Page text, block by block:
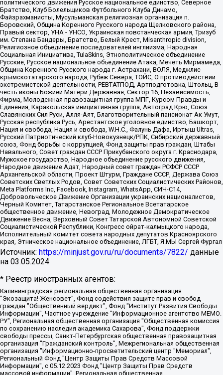
политического движения Русское национальное единство, Северное
Братство, Клуб Болельщиков Футбольного Клуба Динамо,
Файзрахманисты, Мусульманская религиозная организация п.
Боровский, Община Коренного Русского народа Щелковского района,
Правый сектор, УНА - УНСО, Украинская повстанческая армия, Тризуб
им. Степана Бандеры, Братство, Белый Крест, Misanthropic division,
Религиозное объединение последователей инглиизма, Народная
Социальная Инициатива, TulaSkins, Этнополитическое объединение
Русские, Русское национальное объединение Атака, Мечеть Мирмамеда,
Община Коренного Русского народа г. Астрахани, ВОЛЯ, Меджлис
крымскотатарского народа, Рубеж Севера, ТОЙС, О противодействии
экстремистской деятельности, РЕВТАТПОД, Артподготовка, Штольц, В
честь иконы Божией Матери Державная, Сектор 16, Независимость,
Фирма, Молодежная правозащитная группа МПГ, Курсом Правды и
Единения, Каракольская инициативная группа, Автоград Крю, Союз
Славянских Сил Руси, Алля-Аят, Благотворительный пансионат Ак Умут,
Русская республика Русь, Арестантское уголовное единство, Башкорт,
Нация и свобода, Нация и свобода, W.H.С., Фалунь Дафа, Иртыш Ultras,
Русский Патриотический клуб-Новокузнецк/РПК, Сибирский державный
союз, Фонд борьбы с коррупцией, Фонд защиты прав граждан, Штабы
Навального, Совет граждан СССР Прикубанского округа г. Краснодара,
Мужское государство, Народное объединение русского движения,
Народное движение Адат, Народный совет граждан РСФСР СССР
Архангельской области, Проект Штурм, Граждане СССР, Держава Союз
Советских Светлых Родов, Совет Советских Социалистических Районов,
Meta Platforms Inc, Facebook, Instagram, WhatsApp, СИЧ-С14,
Добровольческое Движение Организации украинских националистов,
Черный Комитет, Татарстанское Региональное Всетатарское
общественное движение, Невоград, Молодежное Демократическое
Движение Весна, Верховный Совет Татарской Автономной Советской
Социалистической Республики, Конгресс ойрат-калмыцкого народа,
Исполнительный комитет совета народных депутатов Красноярского
края, Этническое национальное объединение, ЛГБТ, Я.МЫ Сергей Фургал
Источник: https://minjust.gov.ru/ru/documents/7822/ данные
на 03.05.2024
* Реестр иностранных агентов:
Калининградская региональная общественная организация "Экозащита!-Женсовет", Фонд содействия защите прав и свобод граждан "Общественный вердикт", Фонд "Институт Развития Свободы Информации", Частное учреждение "Информационное агентство МЕМО. РУ", Региональная общественная организация "Общественная комиссия по сохранению наследия академика Сахарова", Фонд поддержки свободы прессы, Санкт-Петербургская общественная правозащитная организация "Гражданский контроль", Межрегиональная общественная организация "Информационно-просветительский центр "Мемориал", Региональный Фонд "Центр Защиты Прав Средств Массовой Информации", с 05.12.2023 Фонд "Центр Защиты Прав Средств массовой информации", Региональная общественная благотворительная организация помощи беженцам и мигрантам "Гражданское содействие", Негосударственное образовательное учреждение дополнительного профессионального образования (повышение квалификации) специалистов "АКАДЕМИЯ ПО ПРАВАМ ЧЕЛОВЕКА", Свердловская региональная общественная организация "Сутяжник", Автономная некоммерческая организация "Центр независимых социологических исследований", Союз общественных объединений "Российский исследовательский центр по правам человека", Региональное общественное учреждение научно-информационный центр "МЕМОРИАЛ", Некоммерческая организация "Фонд защиты гласности", Автономная некоммерческая организация "Институт прав человека", Городская общественная организация "Екатеринбургское общество "МЕМОРИАЛ", Городская общественная организация "Рязанское историко-просветительское и правозащитное общество "Мемориал" (Рязанский Мемориал), Челябинский региональный орган общественной самодеятельности – женское общественное объединение "Женщины Евразии", Челябинский региональный орган общественной самодеятельности "Уральская правозащитная группа", Фонд содействия защите здоровья и социальной справедливости имени Андрея Рылькова, Автономная Некоммерческая Организация "Аналитический Центр Юрия Левады", Автономная некоммерческая организация социальной поддержки населения "Проект Апрель", Региональная общественная организация помощи женщинам и детям, находящимся в кризисной ситуации "Информационно-методический центр "Анна", Фонд содействия развитию массовых коммуникаций и правовому просвещению "Так-так-Так", Фонд содействия устойчивому развитию "Серебряная тайга", Свердловский региональный общественный фонд социальных проектов "Новое время", "Idel.Реалии", Кавказ.Реалии, Крым.Реалии, Телеканал Настоящее Время, Татаро-башкирская служба Радио Свобода (Azatliq Radiosi), Радио Свободная Европа/Радио Свобода (PCE/PC), "Сибирь.Реалии", "Фактограф", Благотворительный фонд помощи осужденным и их семьям, Автономная некоммерческая организация "Институт глобализации и социальных движений", Фонд "В защиту прав заключенных", Частное учреждение "Центр поддержки и содействия развитию средств массовой информации", Пензенский региональный общественный благотворительный фонд "Гражданский союз", "Север.Реалии", Некоммерческая организация Фонд "Правовая инициатива", Общество с ограниченной ответственностью "Радио Свободная Европа/Радио Свобода", Чешское информационное агентство "MEDIUM-ORIENT", Красноярская региональная общественная организация "Мы против СПИДа", Камалягин Денис Николаевич, Маркелов Сергей Евгеньевич, Пономарев Лев Александрович, Савицкая Людмила Алексеевна, Автономная некоммерческая организация "Центр по работе с проблемой насилия "НАСИЛИЮ.НЕТ", Межрегиональный профессиональный союз работников здравоохранения "Альянс врачей", Юридическое лицо, зарегистрированное в Латвийской Республике, SIA "Medusa Project" (регистрационный номер 40103797863, дата регистрации 10.06.2014), Некоммерческая организация "Фонд по борьбе с коррупцией", Автономная некоммерческая организация "Институт права и публичной политики", Баданин Роман Сергеевич, Гликин Максим Александрович, Железнова Мария Михайловна, Лукьянова Юлия Сергеевна, Маетная Елизавета Витальевна, Маняхин Петр Борисович, Чуракова Ольга Владимировна, Ярош Юлия Петровна, Юридическое лицо "The Insider SIA", зарегистрированное в Риге, Латвийская Республика (дата регистрации 26.06.2015), являющееся администратором доменного имени интернет-издания "The Insider SIA", https://theins.ru, Постернак Алексей Евгеньевич, Рубин Михаил Аркадьевич, Анин Роман Александрович, Юридическое лицо Istories fonds, зарегистрированное в Латвийской Республике (регистрационный номер 50008295751, дата регистрации 24.02.2020), Великовский Дмитрий Александрович, Долинина Ирина Николаевна, Мароховская Алеся Алексеевна, Шлейнов Роман Юрьевич, Шмагун Олеся Валентиновна, Общество с ограниченной ответственностью "Альтаир 2021", Общество с ограниченной ответственностью "Вега 2021", Общество с ограниченной ответственностью "Главный редактор 2021", Общество с ограниченной ответственностью "Ромашки монолит", Важенков Артем Валерьевич, Ивановская областная общественная организация "Центр гендерных исследований", Гурман Юрий Альбертович, Медиапроект "ОВД-Инфо", Егоров Владимир Владимирович, Жилинский Владимир Александрович, Общество с ограниченной ответственностью "ЗП", Иванова София Юрьевна, Карезина Инна Павловна, Кильтау Екатерина Викторовна, Петров Алексей Викторович, Пискунов Сергей Евгеньевич, Смирнов Сергей Сергеевич, Тихонов Михаил Сергеевич, Общество с ограниченной ответственностью "ЖУРНАЛИСТ-ИНОСТРАННЫЙ АГЕНТ", Арапова Галина Юрьевна, Вольтская Татьяна Анатольевна, Американская компания "Mason G.E.S. Anonymous Foundation" (США), являющаяся владельцем интернет-издания https://mnews.world/, Компания "Stichting Bellingcat", зарегистрированная в Нидерландах (дата регистрации 11.07.2018), Захаров Андрей Вячеславович, Клепиковская Екатерина Дмитриевна, Общество с ограниченной ответственностью "МЕМО", Перл Роман Александрович, Симонов Евгений Алексеевич, Соловьева Елена Анатольевна, Сотников Даниил Владимирович, Сурначева Елизавета Дмитриевна, Автономная некоммерческая организация по защите прав человека и информированию населения "Якутия – Наше Мнение", Общество с ограниченной ответственностью "Москоу диджитал медиа", с 26.01.2023 Общество с ограниченной ответственностью "Чайка Белые сады", Ветошкина Валерия Валерьевна, Заговора Максим Александрович, Межрегиональное общественное движение "Российская ЛГБТ - сеть", Оленичев Максим Владимирович, Павлов Иван Юрьевич, Скворцова Елена Сергеевна, Общество с ограниченной ответственностью "Как бы инагент", Кочетков Игорь Викторович, Общество с ограниченной ответственностью "Честные выборы", Еланчик Олег Александрович, Общество с ограниченной ответственностью "Нобелевский призыв", Гималова Регина Эмилевна, Григорьев Андрей Валерьевич, Григорьева Алина Александровна, Ассоциация по содействию защите прав призывников, альтернативнослужащих и военнослужащих "Правозащитная группа "Гражданин.Армия.Право", Хисамова Регина Фаритовна, Автономная некоммерческая организация по реализации социально-правовых программ "Лилит", Дальневосточное общественное движение "Маяк", Санкт-Петербургская ЛГБТ-инициативная группа "Выход", Инициативная группа ЛГБТ+ "Реверс", Алексеев Андрей Викторович, Бекбулатова Таисия Львовна, Беляев Иван Михайлович, Владыкина Елена Сергеевна, Гельман Марат Александрович, Никульшина Вероника Юрьевна, Толоконникова Надежда Андреевна, Шендерович Виктор Анатольевич, Общество с ограниченной ответственностью "Данное сообщение", Общество с ограниченной ответственностью Издательский дом "Новая глава", Айнбиндер Александра Александровна, Московский комьюнити-центр для ЛГБТ+инициатив, Благотворительный фонд развития филантропии, Deutsche Welle (Германия, Kurt-Schumacher-Strasse 3, 53113 Bonn), Борзунова Мария Михайловна, Воробьев Виктор Викторович, Голубева Анна Львовна, Константинова Алла Михайловна, Малкова Ирина Владимировна, Мурадов Мурад Абдулгалимович, Осетинская Елизавета Николаевна, Понасенков Евгений Николаевич, Ганапольский Матвей Юрьевич, Киселев Евгений Алексеевич, Борухович Ирина Григорьевна, Дремин Иван Тимофеевич, Дубровский Дмитрий Викторович, Красноярская региональная общественная организация поддержки и развития альтернативных образовательных технологий и межкультурных коммуникаций "ИНТЕРРА", Маяковская Екатерина Алексеевна, Фейгин Марк Захарович, Филимонов Андрей Викторович, Дзугкоева Регина Николаевна, Доброхотов Роман Александрович, Дудь Юрий Александрович, Елкин Сергей Владимирович, Кругликов Кирилл Игоревич, Сабунаева Мария Леонидовна, Семенов Алексей Владимирович, Шаинян Карен Багратович, Шульман Екатерина Михайловна, Асафьев Артур Валерьевич, Вахштайн Виктор Семенович, Венедиктов Алексей Алексеевич, Лушникова Екатерина Евгеньевна, Волков Леонид Михайлович, Невзоров Александр Глебович, Пархоменко Сергей Борисович, Сироткин Ярослав Николаевич, Кара-Мурза Владимир Владимирович, Баранова Наталья Владимировна, Гозман Леонид Яковлевич, Кагарлицкий Борис Юльевич, Климарев Михаил Валерьевич, Милов Владимир Станиславович, Автономная некоммерческая организация Краснодарский центр современного искусства "Типография", Моргенштерн Алишер Тагирович, Соболь Любовь Эдуардовна, Общество с ограниченной ответственностью "ЛИЗА НОРМ", Каспаров Гарри Кимович, Ходорковский Михаил Борисович, Общество с ограниченной ответственностью "Апрельские тезисы", Данилович Ирина Брониславовна, Кашин Олег Владимирович, Петров Николай Владимирович, Пивоваров Алексей Владимирович, Соколов Михаил Владимирович, Цветкова Юлия Владимировна, Чичваркин Евгений Александрович, Комитет против пыток/Команда против пыток, Общество с ограниченной ответственностью "Первый научный", Общество с ограниченной ответственностью "Вертолет и ко", Белоцерковская Вероника Борисовна, Кац Максим Евгеньевич, Лазарева Татьяна Юрьевна, Шаведдинов Руслан Табризович, Яшин Илья Валерьевич, Общество с ограниченной ответственностью "Иноагент ААВ", Алешковский Дмитрий Петрович, Альбац Евгения Марковна, Быков Дмитрий Львович, Галямина Юлия Евгеньевна, Лойко Сергей Леонидович, Мартынов Кирилл Константинович, Медведев Сергей Александрович, Крашенинников Федор Геннадиевич, Гордеева Катерина Вл